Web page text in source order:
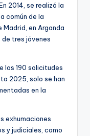
2014, se realizó la
común de la
Madrid, en Arganda
de tres jóvenes
las 190 solicitudes
2025, solo se han
en la
exhumaciones
y judiciales, como